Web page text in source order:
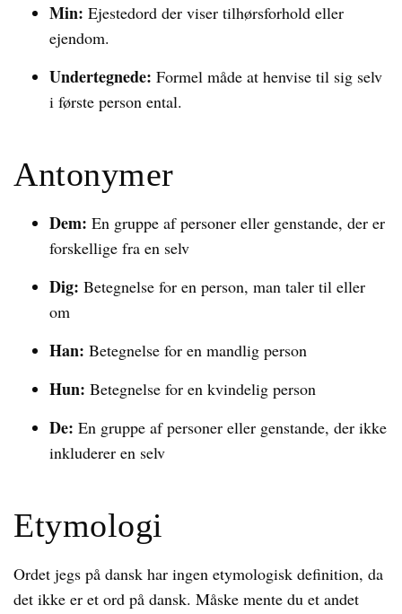
Min: Ejestedord der viser tilhørsforhold eller
ejendom.
Undertegnede: Formel måde at henvise til sig selv
i første person ental.
Antonymer
Dem: En gruppe af personer eller genstande, der er
forskellige fra en selv
Dig: Betegnelse for en person, man taler til eller
om
Han: Betegnelse for en mandlig person
Hun: Betegnelse for en kvindelig person
De: En gruppe af personer eller genstande, der ikke
inkluderer en selv
Etymologi
Ordet jegs på dansk har ingen etymologisk definition, da
det ikke er et ord på dansk. Måske mente du et andet